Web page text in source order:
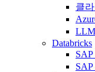
클
Databricks